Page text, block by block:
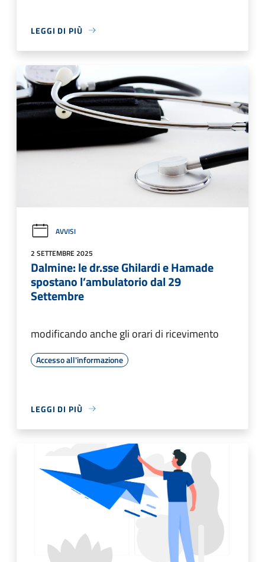
LEGGI DI PIÙ
AVVISI
2 SETTEMBRE 2025
Dalmine: le dr.sse Ghilardi e Hamade
spostano l’ambulatorio dal 29
Settembre
modificando anche gli orari di ricevimento
Accesso all'informazione
LEGGI DI PIÙ